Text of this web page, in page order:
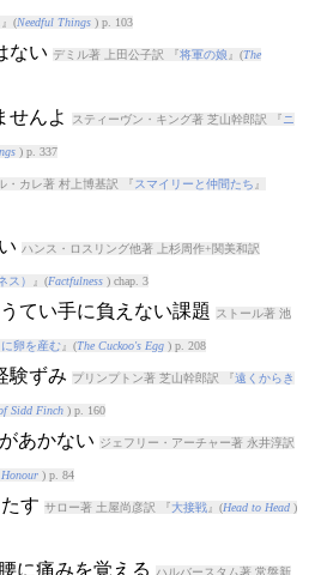
』(Needful Things) p. 103
ない デミル著 上田公子訳 『将軍の娘 』(The
せんよ スティーヴン・キング著 芝山幹郎訳 『 ニ
) p. 337
・カレ著 村上博基訳 『スマイリーと仲間たち 』
ハンス・ロスリング他著 上杉周作+関美和訳
ス） 』(Factfulness) chap. 3
てい手に負えない課題 ストール著 池
卵を産む』(The Cuckoo's Egg) p. 208
験ずみ プリンプトン著 芝山幹郎訳 『遠くからき
Sidd Finch) p. 160
あかない ジェフリー・アーチャー著 永井淳訳
) p. 84
す サロー著 土屋尚彦訳 『大接戦』(Head to Head)
に痛みを覚える ハルバースタム著 常盤新